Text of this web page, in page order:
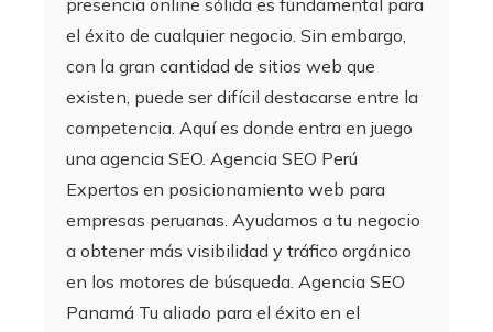
presencia online sólida es fundamental para
el éxito de cualquier negocio. Sin embargo,
con la gran cantidad de sitios web que
existen, puede ser difícil destacarse entre la
competencia. Aquí es donde entra en juego
una agencia SEO. Agencia SEO Perú
Expertos en posicionamiento web para
empresas peruanas. Ayudamos a tu negocio
a obtener más visibilidad y tráfico orgánico
en los motores de búsqueda. Agencia SEO
Panamá Tu aliado para el éxito en el